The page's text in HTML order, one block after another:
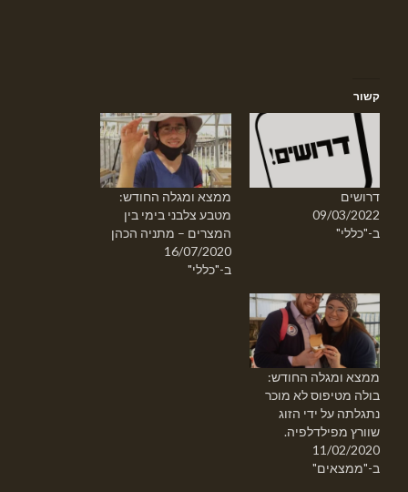
קשור
דרושים
09/03/2022
ב-"כללי"
ממצא ומגלה החודש:
מטבע צלבני בימי בין
המצרים – מתניה הכהן
16/07/2020
ב-"כללי"
ממצא ומגלה החודש:
בולה מטיפוס לא מוכר
נתגלתה על ידי הזוג
שוורץ מפילדלפיה.
11/02/2020
ב-"ממצאים"